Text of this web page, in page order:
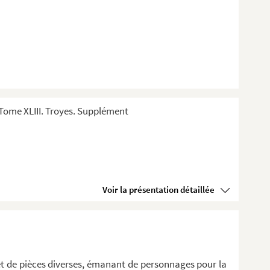
XLIII. Troyes. Supplément
Voir la présentation détaillée
pièces diverses, émanant de personnages pour la